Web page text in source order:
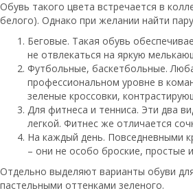
Обувь такого цвета встречается в
белого). Однако при желании найти
Беговые. Такая обувь
не отвлекаться на яркую
Футбольные, баскетбольные.
профессиональном уровне в
зеленые кроссовки,
Для фитнеса и тенниса. Эти два
легкой. Фитнес же отличается
На каждый день. Повседневными
– они не особо броские, простые
Отдельно выделяют варианты обуви
пастельными оттенками зеленого.